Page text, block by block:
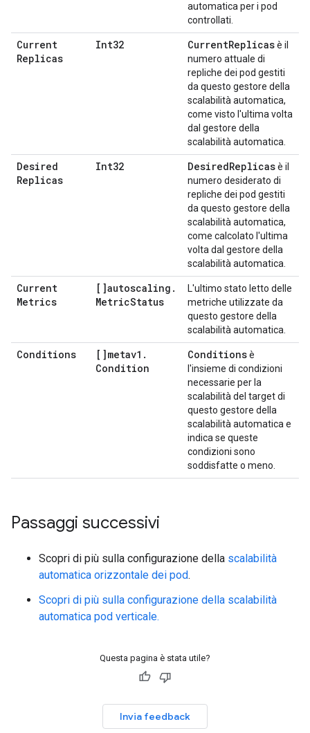
automatica per i pod
controllati.
Current
Replicas
Int32 CurrentReplicasè il
numero attuale di
repliche dei pod gestiti
da questo gestore della
scalabilità automatica,
come visto l'ultima volta
dal gestore della
scalabilità automatica.
Desired
Replicas
Int32 DesiredReplicasè il
numero desiderato di
repliche dei pod gestiti
da questo gestore della
scalabilità automatica,
come calcolato l'ultima
volta dal gestore della
scalabilità automatica.
Current
Metrics
[]autoscaling .
MetricStatus
L'ultimo stato letto delle
metriche utilizzate da
questo gestore della
scalabilità automatica.
Conditions []metav1 .
Condition
Conditionsè
l'insieme di condizioni
necessarie per la
scalabilità del target di
questo gestore della
scalabilità automatica e
indica se queste
condizioni sono
soddisfatte o meno.
Passaggi successivi
Scopri di più sulla configurazione della scalabilità
automatica orizzontale dei pod.
Scopri di più sulla configurazione della scalabilità
automatica pod verticale.
Questa pagina è stata utile?
Invia feedback